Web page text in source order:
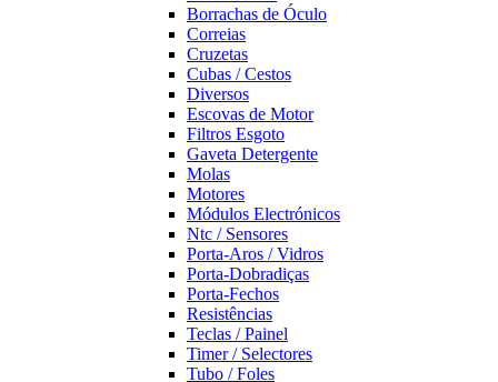
Borrachas de Óculo
Correias
Cruzetas
Cubas / Cestos
Diversos
Escovas de Motor
Filtros Esgoto
Gaveta Detergente
Molas
Motores
Módulos Electrónicos
Ntc / Sensores
Porta-Aros / Vidros
Porta-Dobradiças
Porta-Fechos
Resistências
Teclas / Painel
Timer / Selectores
Tubo / Foles